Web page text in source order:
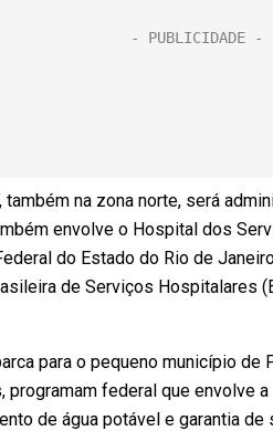
na zona norte, será
envolve o Hospital dos
do Estado do Rio de
de Serviços Hospitalares
para o pequeno município de
programam federal que envolve
de água potável e garantia de